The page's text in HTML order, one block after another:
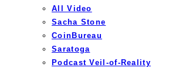
All Video
Sacha Stone
CoinBureau
Saratoga
Podcast Veil-of-Reality